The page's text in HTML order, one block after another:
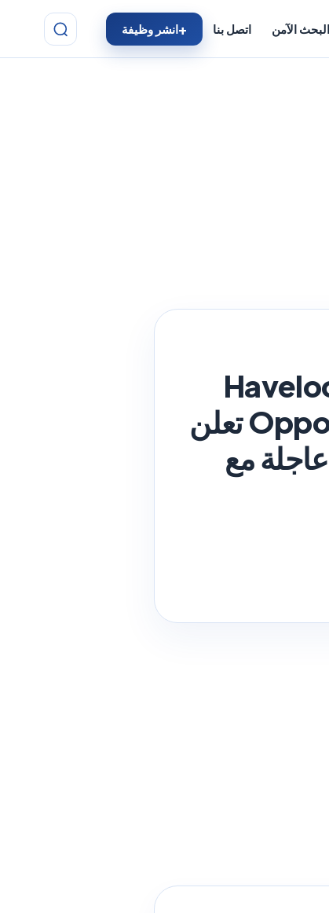
البحث الآمن اتصل بنا انشر وظيفة
Opportunity With Special Benefits In Bahrain تعلن
مع